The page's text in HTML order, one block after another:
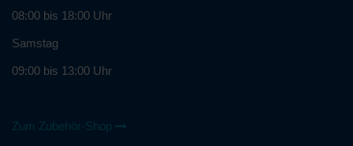
08:00 bis 18:00 Uhr
Samstag
09:00 bis 13:00 Uhr
Zum Zubehör-Shop